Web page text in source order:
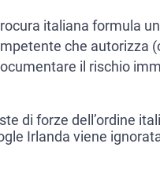
italiana formula
che autorizza
il rischio
di forze dell’ordine
Irlanda viene